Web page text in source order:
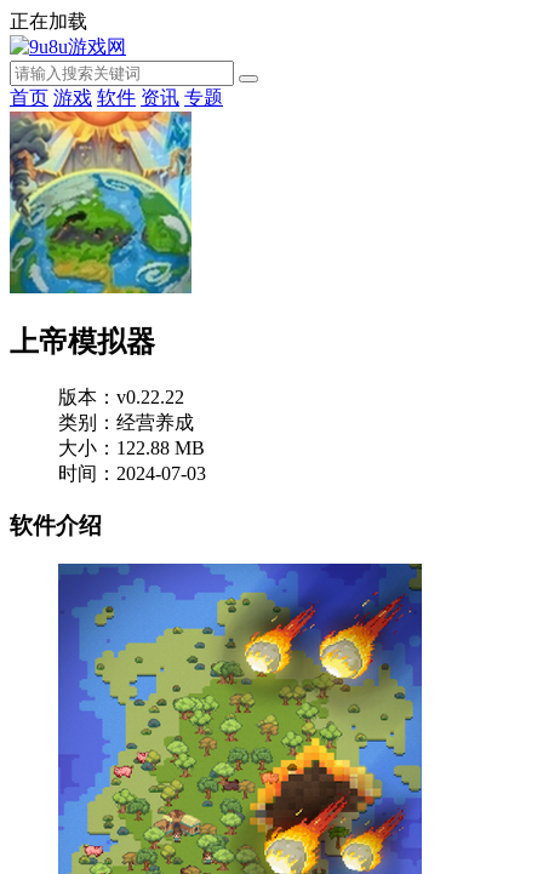
正在加载
首页 游戏 软件 资讯 专题
上帝模拟器
版本：v0.22.22
类别：经营养成
大小：122.88 MB
时间：2024-07-03
软件介绍